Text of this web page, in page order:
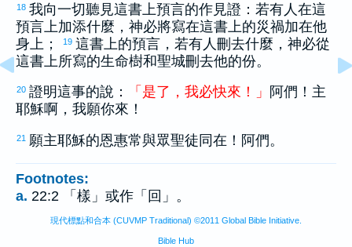
18 我向一切聽見這書上預言的作見證：若有人在這
預言上加添什麼，神必將寫在這書上的災禍加在他
身上；
19 這書上的預言，若有人刪去什麼，神必從
這書上所寫的生命樹和聖城刪去他的份。
20 證明這事的說： 「 是了 ， 我必快來 ！ 」
阿們！主
耶穌啊，我願你來！
21 願主耶穌的恩惠常與眾聖徒同在！阿們。
Footnotes:
a. 22:2 「樣」或作「回」。
現代標點和合本 (CUVMP Traditional) ©2011 Global Bible Initiative.
Bible Hub